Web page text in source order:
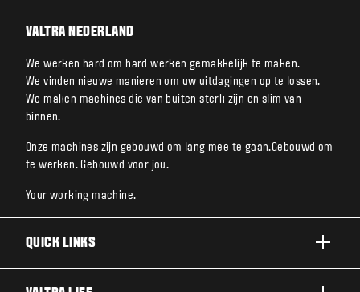
VALTRA NEDERLAND
We werken hard om hard werken gemakkelijk te maken.
We vinden nieuwe manieren om uw uitdagingen op te lossen.
We maken machines die van buiten sterk zijn en slim van
binnen.
Onze machines zijn gebouwd om lang mee te gaan.Gebouwd om
te werken. Gebouwd voor jou.
Your working machine.
QUICK LINKS